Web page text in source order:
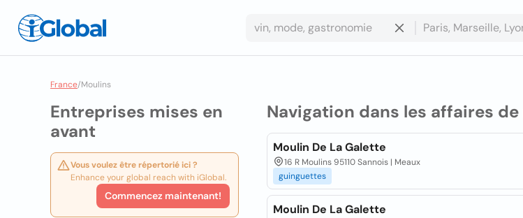
France/Moulins
Entreprises mises en
avant
Vous voulez être répertorié ici ?
Enhance your global reach with iGlobal.
Commencez maintenant!
Navigation dans les affaires de
Moulin De La Galette
16 R Moulins 95110 Sannois | Meaux
guinguettes
Moulin De La Galette